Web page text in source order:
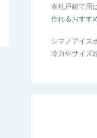
表札戸建て用
作れるおすす
シマノアイス
冷力やサイズ